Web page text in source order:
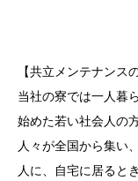
【共立メンテナンス
当社の寮では一人暮
始めた若い社会人の
人々が全国から集い
人に、自宅に居ると